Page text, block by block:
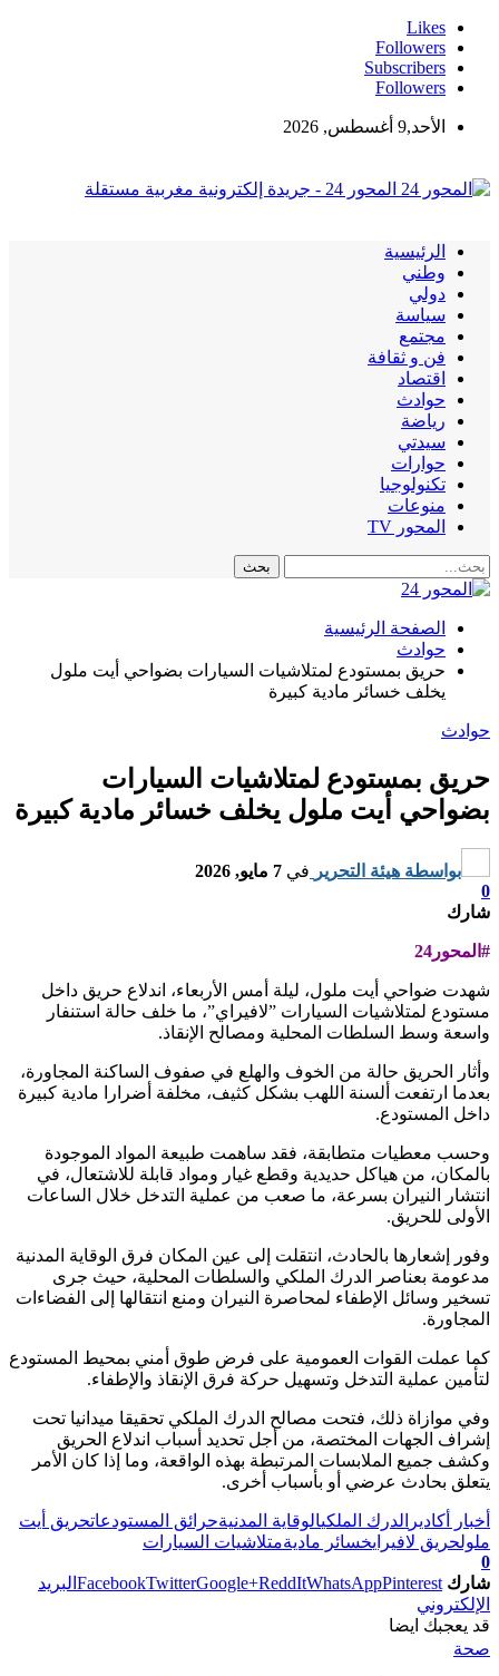
Likes
Followers
Subscribers
Followers
الأحد,9 أغسطس, 2026
المحور 24 - جريدة إلكترونية مغربية مستقلة
الرئيسية
وطني
دولي
سياسة
مجتمع
فن و ثقافة
اقتصاد
حوادث
رياضة
سيدتي
حوارات
تكنولوجيا
منوعات
المحور TV
الصفحة الرئيسية
حوادث
حريق بمستودع لمتلاشيات السيارات بضواحي أيت ملول
يخلف خسائر مادية كبيرة
حوادث
حريق بمستودع لمتلاشيات السيارات
بضواحي أيت ملول يخلف خسائر مادية كبيرة
بواسطة هيئة التحرير في 7 مايو, 2026
0
شارك
#المحور24
شهدت ضواحي أيت ملول، ليلة أمس الأربعاء، اندلاع حريق داخل
مستودع لمتلاشيات السيارات ”لافيراي”، ما خلف حالة استنفار
واسعة وسط السلطات المحلية ومصالح الإنقاذ.
وأثار الحريق حالة من الخوف والهلع في صفوف الساكنة المجاورة،
بعدما ارتفعت ألسنة اللهب بشكل كثيف، مخلفة أضرارا مادية كبيرة
داخل المستودع.
وحسب معطيات متطابقة، فقد ساهمت طبيعة المواد الموجودة
بالمكان، من هياكل حديدية وقطع غيار ومواد قابلة للاشتعال، في
انتشار النيران بسرعة، ما صعب من عملية التدخل خلال الساعات
الأولى للحريق.
وفور إشعارها بالحادث، انتقلت إلى عين المكان فرق الوقاية المدنية
مدعومة بعناصر الدرك الملكي والسلطات المحلية، حيث جرى
تسخير وسائل الإطفاء لمحاصرة النيران ومنع انتقالها إلى الفضاءات
المجاورة.
كما عملت القوات العمومية على فرض طوق أمني بمحيط المستودع
لتأمين عملية التدخل وتسهيل حركة فرق الإنقاذ والإطفاء.
وفي موازاة ذلك، فتحت مصالح الدرك الملكي تحقيقا ميدانيا تحت
إشراف الجهات المختصة، من أجل تحديد أسباب اندلاع الحريق
وكشف جميع الملابسات المرتبطة بهذه الواقعة، وما إذا كان الأمر
يتعلق بحادث عرضي أو بأسباب أخرى.
أخبار أكادير الدرك الملكيالوقاية المدنيةحرائق المستودعاتحريق أيت
ملولحريق لافيرايخسائر ماديةمتلاشيات السيارات
0
شارك
FacebookTwitterGoogle+ReddItWhatsAppPinterest
البريد
الإلكتروني
قد يعجبك ايضا
صحة